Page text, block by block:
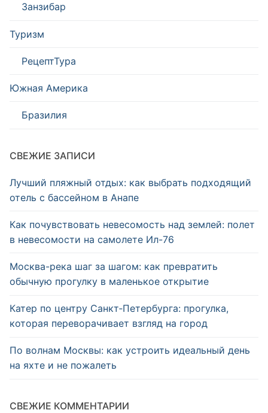
Занзибар
Туризм
РецептТура
Южная Америка
Бразилия
СВЕЖИЕ ЗАПИСИ
Лучший пляжный отдых: как выбрать подходящий
отель с бассейном в Анапе
Как почувствовать невесомость над землей: полет
в невесомости на самолете Ил-76
Москва-река шаг за шагом: как превратить
обычную прогулку в маленькое открытие
Катер по центру Санкт‑Петербурга: прогулка,
которая переворачивает взгляд на город
По волнам Москвы: как устроить идеальный день
на яхте и не пожалеть
СВЕЖИЕ КОММЕНТАРИИ